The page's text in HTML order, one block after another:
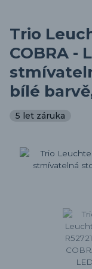
Trio
COBRA -
bílé
5 let záruka